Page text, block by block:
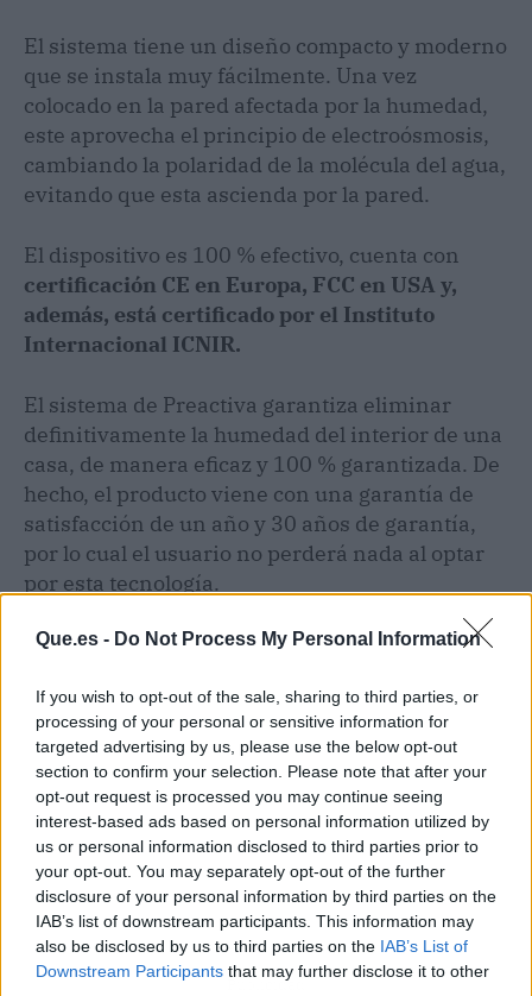
Que.es - Do Not Process My Personal Information
If you wish to opt-out of the sale, sharing to third parties, or
processing of your personal or sensitive information for
targeted advertising by us, please use the below opt-out
section to confirm your selection. Please note that after your
opt-out request is processed you may continue seeing
interest-based ads based on personal information utilized by
us or personal information disclosed to third parties prior to
your opt-out. You may separately opt-out of the further
disclosure of your personal information by third parties on the
IAB’s list of downstream participants. This information may
also be disclosed by us to third parties on the IAB’s List of
Downstream Participants that may further disclose it to other
El sistema tiene un diseño compacto y moderno
que se instala muy fácilmente. Una vez
colocado en la pared afectada por la humedad,
este aprovecha el principio de electroósmosis,
cambiando la polaridad de la molécula del agua,
evitando que esta ascienda por la pared.
El dispositivo es 100 % efectivo, cuenta con
certificación CE en Europa, FCC en USA y,
además, está certificado por el Instituto
Internacional ICNIR.
El sistema de Preactiva garantiza eliminar
definitivamente la humedad del interior de una
casa, de manera eficaz y 100 % garantizada. De
hecho, el producto viene con una garantía de
satisfacción de un año y 30 años de garantía,
por lo cual el usuario no perderá nada al optar
por esta tecnología.
Publicidad